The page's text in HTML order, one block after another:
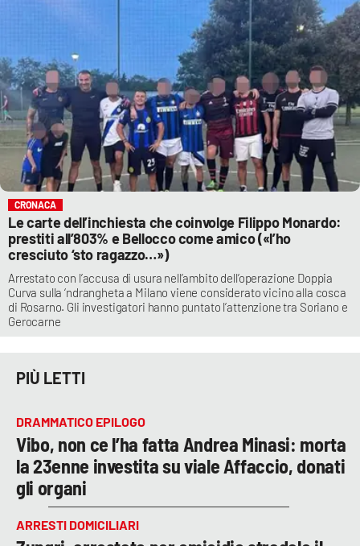
CRONACA
Le carte dell’inchiesta che coinvolge Filippo Monardo:
prestiti all’803% e Bellocco come amico («l’ho
cresciuto ‘sto ragazzo…»)
Arrestato con l’accusa di usura nell’ambito dell’operazione Doppia
Curva sulla ‘ndrangheta a Milano viene considerato vicino alla cosca
di Rosarno. Gli investigatori hanno puntato l’attenzione tra Soriano e
Gerocarne
PIÙ LETTI
DRAMMATICO EPILOGO
Vibo, non ce l’ha fatta Andrea Minasi: morta
la 23enne investita su viale Affaccio, donati
gli organi
ARRESTI DOMICILIARI